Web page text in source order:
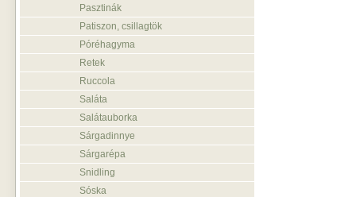
Pasztinák
Patiszon, csillagtök
Póréhagyma
Retek
Ruccola
Saláta
Salátauborka
Sárgadinnye
Sárgarépa
Snidling
Sóska